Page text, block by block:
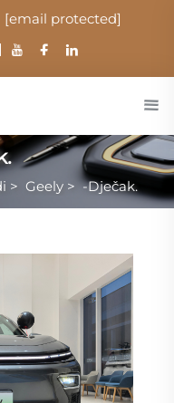
[email protected]
> Geely >-Dječak.